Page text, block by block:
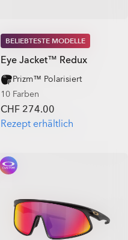
BELIEBTESTE MODELLE
Eye Jacket™ Redux
Prizm™ Polarisiert
10 Farben
CHF 274.00
Rezept erhältlich